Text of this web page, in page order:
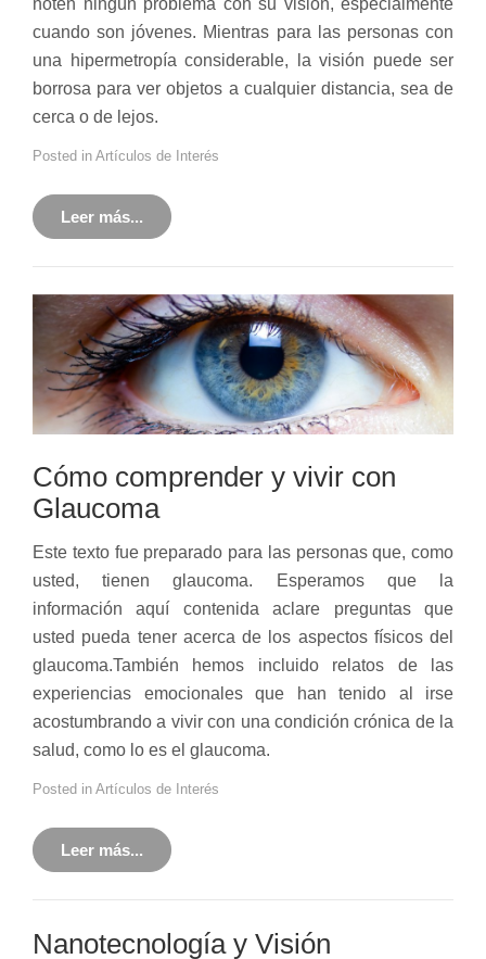
cuando son jóvenes. Mientras para las personas con
una hipermetropía considerable, la visión puede ser
borrosa para ver objetos a cualquier distancia, sea de
cerca o de lejos.
Posted in Artículos de Interés
Leer más...
Cómo comprender y vivir con
Glaucoma
Este texto fue preparado para las personas que, como
usted, tienen glaucoma. Esperamos que la
información aquí contenida aclare preguntas que
usted pueda tener acerca de los aspectos físicos del
glaucoma.También hemos incluido relatos de las
experiencias emocionales que han tenido al irse
acostumbrando a vivir con una condición crónica de la
salud, como lo es el glaucoma.
Posted in Artículos de Interés
Leer más...
Nanotecnología y Visión